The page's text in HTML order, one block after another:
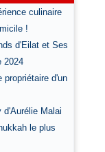
culinaire
!
d'Eilat et Ses
2024
propriétaire d'un
Malai
le plus